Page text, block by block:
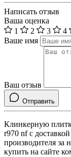
Написать отзыв
Ваша оценка
1
2 3 4
Ваше имя
Ваш отзыв
Отправить
Клинкерную
r970 nf с
производителя
купить на сайте